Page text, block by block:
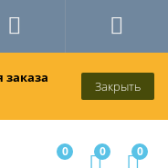
Закрыть
0 0 0